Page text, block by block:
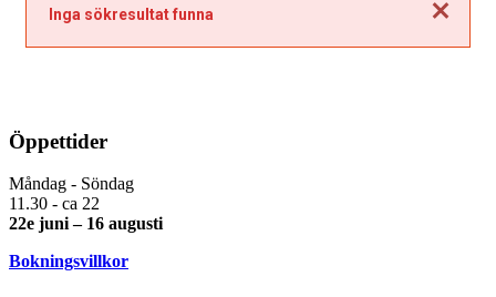
Stäng
Inga sökresultat funna
Öppettider
Måndag - Söndag
11.30 - ca 22
22e juni – 16 augusti
Bokningsvillkor